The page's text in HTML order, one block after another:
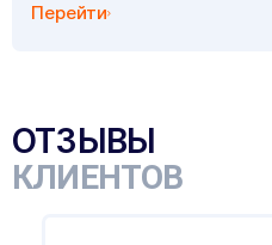
Перейти
ОТЗЫВЫ
КЛИЕНТОВ